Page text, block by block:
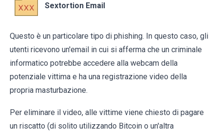
Sextortion Email
Questo è un particolare tipo di phishing. In questo caso, gli
utenti ricevono un'email in cui si afferma che un criminale
informatico potrebbe accedere alla webcam della
potenziale vittima e ha una registrazione video della
propria masturbazione.
Per eliminare il video, alle vittime viene chiesto di pagare
un riscatto (di solito utilizzando Bitcoin o un'altra